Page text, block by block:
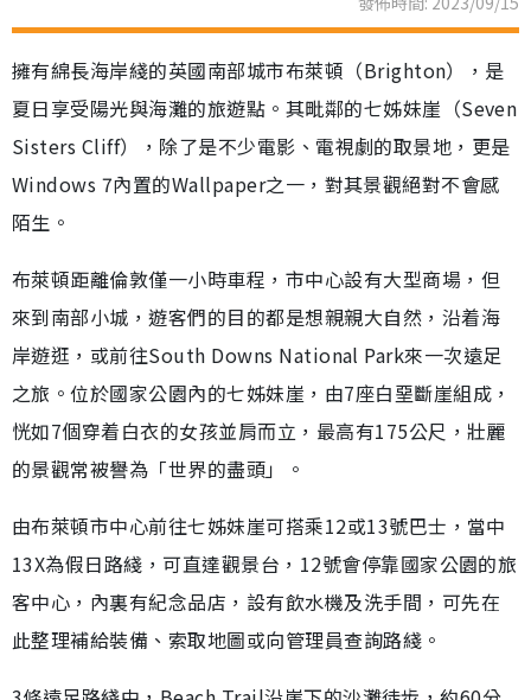
擁有綿長海岸綫的英國南部城市布萊頓（Brighton），是
夏日享受陽光與海灘的旅遊點。其毗鄰的七姊妹崖（Seven
Sisters Cliff），除了是不少電影、電視劇的取景地，更是
Windows 7內置的Wallpaper之一，對其景觀絕對不會感
陌生。
布萊頓距離倫敦僅一小時車程，市中心設有大型商場，但
來到南部小城，遊客們的目的都是想親親大自然，沿着海
岸遊逛，或前往South Downs National Park來一次遠足
之旅。位於國家公園內的七姊妹崖，由7座白堊斷崖組成，
恍如7個穿着白衣的女孩並肩而立，最高有175公尺，壯麗
的景觀常被譽為「世界的盡頭」。
由布萊頓市中心前往七姊妹崖可搭乘12或13號巴士，當中
13X為假日路綫，可直達觀景台，12號會停靠國家公園的旅
客中心，內裏有紀念品店，設有飲水機及洗手間，可先在
此整理補給裝備、索取地圖或向管理員查詢路綫。